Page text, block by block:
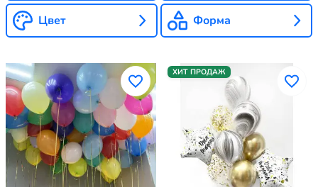
Цвет Форма
ХИТ ПРОДАЖ